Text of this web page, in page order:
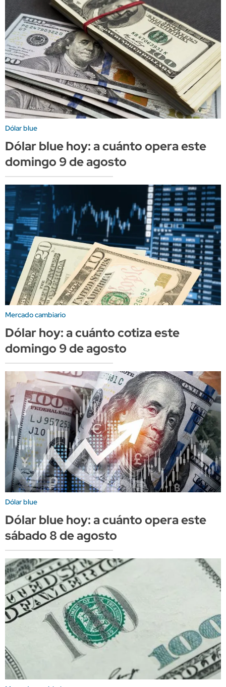
Dólar blue
Dólar blue hoy: a cuánto opera este
domingo 9 de agosto
Mercado cambiario
Dólar hoy: a cuánto cotiza este
domingo 9 de agosto
Dólar blue
Dólar blue hoy: a cuánto opera este
sábado 8 de agosto